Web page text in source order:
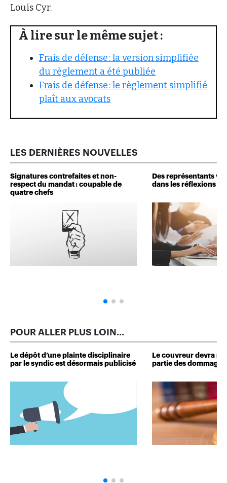
Louis Cyr.
À lire sur le même sujet :
Frais de défense : la version simplifiée
du règlement a été publiée
Frais de défense : le règlement simplifié
plaît aux avocats
LES DERNIÈRES NOUVELLES
Signatures contrefaites et non-
respect du mandat : coupable de
quatre chefs
Des représentants
dans les réflexions de
POUR ALLER PLUS LOIN...
Le dépôt d’une plainte disciplinaire
par le syndic est désormais publicisé
Le couvreur devra
partie des dommages